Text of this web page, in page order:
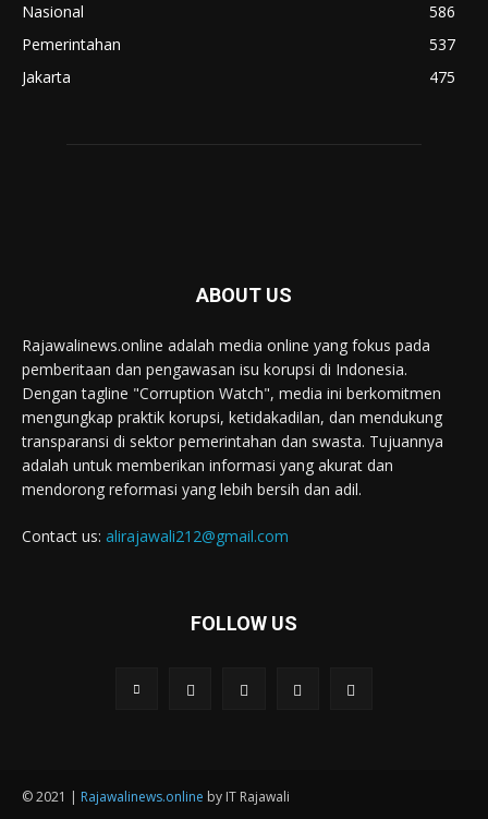
Nasional
586
Pemerintahan
537
Jakarta
475
ABOUT US
Rajawalinews.online adalah media online yang fokus pada
pemberitaan dan pengawasan isu korupsi di Indonesia.
Dengan tagline "Corruption Watch", media ini berkomitmen
mengungkap praktik korupsi, ketidakadilan, dan mendukung
transparansi di sektor pemerintahan dan swasta. Tujuannya
adalah untuk memberikan informasi yang akurat dan
mendorong reformasi yang lebih bersih dan adil.
Contact us: alirajawali212@gmail.com
FOLLOW US
© 2021 | Rajawalinews.online by IT Rajawali